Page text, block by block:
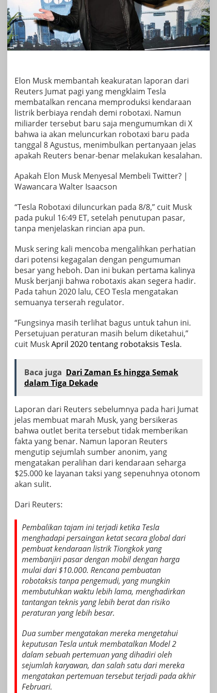
Elon Musk membantah keakuratan laporan dari
Reuters Jumat pagi yang mengklaim Tesla
membatalkan rencana memproduksi kendaraan
listrik berbiaya rendah demi robotaxi. Namun
miliarder tersebut baru saja mengumumkan di X
bahwa ia akan meluncurkan robotaxi baru pada
tanggal 8 Agustus, menimbulkan pertanyaan jelas
apakah Reuters benar-benar melakukan kesalahan.
Apakah Elon Musk Menyesal Membeli Twitter? |
Wawancara Walter Isaacson
“Tesla Robotaxi diluncurkan pada 8/8,” cuit Musk
pada pukul 16:49 ET, setelah penutupan pasar,
tanpa menjelaskan rincian apa pun.
Musk sering kali mencoba mengalihkan perhatian
dari potensi kegagalan dengan pengumuman
besar yang heboh. Dan ini bukan pertama kalinya
Musk berjanji bahwa robotaxis akan segera hadir.
Pada tahun 2020 lalu, CEO Tesla mengatakan
semuanya terserah regulator.
“Fungsinya masih terlihat bagus untuk tahun ini.
Persetujuan peraturan masih belum diketahui,”
cuit MuskApril 2020 tentang robotaksis Tesla.
Baca juga Dari Zaman Es hingga Semak
dalam Tiga Dekade
Laporan dari Reuters sebelumnya pada hari Jumat
jelas membuat marah Musk, yang bersikeras
bahwa outlet berita tersebut tidak memberikan
fakta yang benar. Namun laporan Reuters
mengutip sejumlah sumber anonim, yang
mengatakan peralihan dari kendaraan seharga
$25.000 ke layanan taksi yang sepenuhnya otonom
akan sulit.
Dari Reuters:
Pembalikan tajam ini terjadi ketika Tesla
menghadapi persaingan ketat secara global dari
pembuat kendaraan listrik Tiongkok yang
membanjiri pasar dengan mobil dengan harga
mulai dari $10.000. Rencana pembuatan
robotaksis tanpa pengemudi, yang mungkin
membutuhkan waktu lebih lama, menghadirkan
tantangan teknis yang lebih berat dan risiko
peraturan yang lebih besar.
Dua sumber mengatakan mereka mengetahui
keputusan Tesla untuk membatalkan Model 2
dalam sebuah pertemuan yang dihadiri oleh
sejumlah karyawan, dan salah satu dari mereka
mengatakan pertemuan tersebut terjadi pada akhir
Februari.